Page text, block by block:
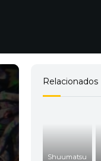
Relacionados
Shuumatsu